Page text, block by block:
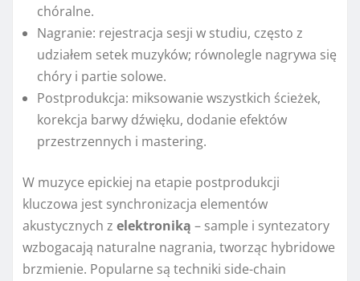
chóralne.
Nagranie: rejestracja sesji w studiu, często z
udziałem setek muzyków; równolegle nagrywa się
chóry i partie solowe.
Postprodukcja: miksowanie wszystkich ścieżek,
korekcja barwy dźwięku, dodanie efektów
przestrzennych i mastering.
W muzyce epickiej na etapie postprodukcji
kluczowa jest synchronizacja elementów
akustycznych z elektroniką – sample i syntezatory
wzbogacają naturalne nagrania, tworząc hybridowe
brzmienie. Popularne są techniki side-chain